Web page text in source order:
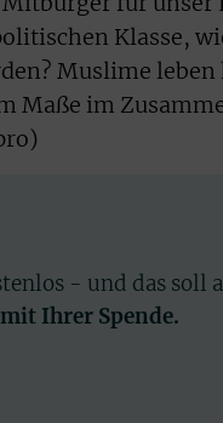
Klasse,
Muslime
Maße im
- und das soll
Ihrer Spende.